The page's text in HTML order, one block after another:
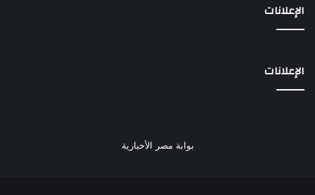
الإعلانات
الإعلانات
بوابة مصر الأخبارية